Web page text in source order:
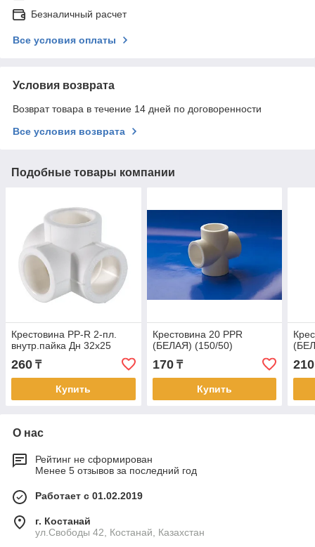
Безналичный расчет
Все условия оплаты
Условия возврата
Возврат товара в течение 14 дней по договоренности
Все условия возврата
Подобные товары компании
Крестовина PP-R 2-пл.
внутр.пайка Дн 32х25
260 ₸
Купить
Крестовина 20 PPR
(БЕЛАЯ) (150/50)
170₸
Купить
210
О нас
Рейтинг не сформирован
Менее 5 отзывов за последний год
Работает с 01.02.2019
г. Костанай
ул.Свободы 42, Костанай, Казахстан